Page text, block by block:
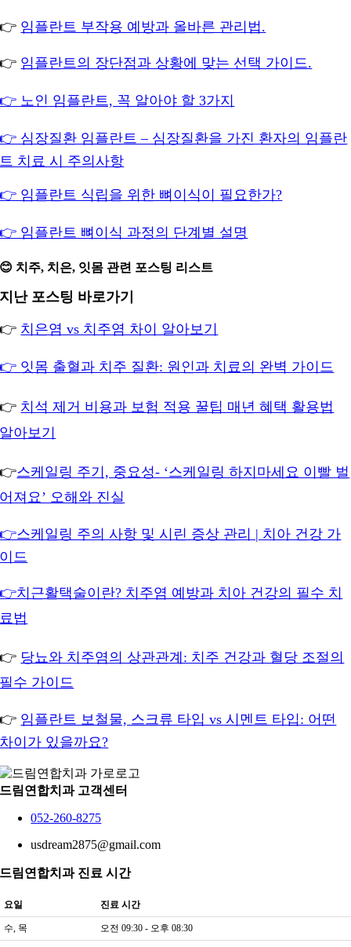
👉 임플란트 부작용 예방과 올바른 관리법.
👉 임플란트의 장단점과 상황에 맞는 선택 가이드.
👉 노인 임플란트, 꼭 알아야 할 3가지
👉 심장질환 임플란트 – 심장질환을 가진 환자의 임플란
트 치료 시 주의사항
👉 임플란트 식립을 위한 뼈이식이 필요한가?
👉 임플란트 뼈이식 과정의 단계별 설명
😊 치주, 치은, 잇몸 관련 포스팅 리스트
지난 포스팅 바로가기
👉 치은염 vs 치주염 차이 알아보기
👉 잇몸 출혈과 치주 질환: 원인과 치료의 완벽 가이드
👉 치석 제거 비용과 보험 적용 꿀팁 매년 혜택 활용법
알아보기
👉스케일링 주기, 중요성- ‘스케일링 하지마세요 이빨 벌
어져요’ 오해와 진실
👉스케일링 주의 사항 및 시린 증상 관리 | 치아 건강 가
이드
👉치근활택술이란? 치주염 예방과 치아 건강의 필수 치
료법
👉 당뇨와 치주염의 상관관계: 치주 건강과 혈당 조절의
필수 가이드
👉 임플란트 보철물, 스크류 타입 vs 시멘트 타입: 어떤
차이가 있을까요?
드림연합치과 고객센터
052-260-8275
usdream2875@gmail.com
드림연합치과 진료 시간
요일 진료 시간
수, 목 오전 09:30 - 오후 08:30